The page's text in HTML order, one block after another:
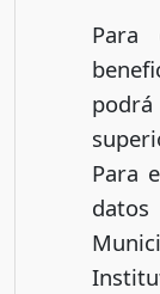
Para
Para